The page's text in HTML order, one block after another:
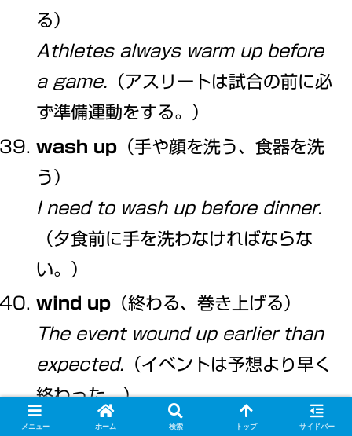
る）
Athletes always warm up before
a game. （アスリートは試合の前に必
ず準備運動をする。）
wash up （手や顔を洗う、食器を洗
う）
I need to wash up before dinner.
（夕食前に手を洗わなければならな
い。）
wind up （終わる、巻き上げる）
The event wound up earlier than
expected. （イベントは予想より早く
終わった。）
write up （書き上げる、詳細に書
メニュー ホーム 検索 トップ サイドバー